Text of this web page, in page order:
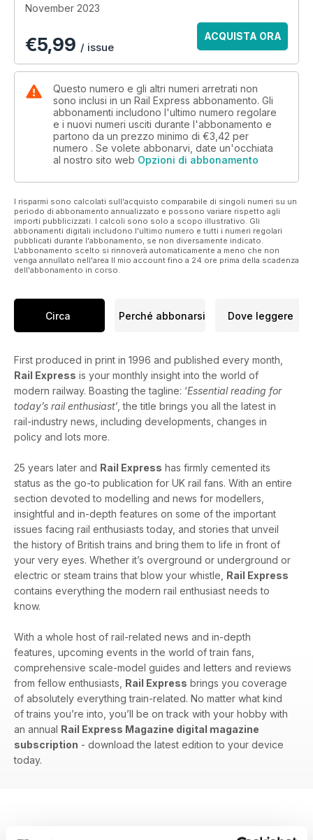
November 2023
€5,99 / issue
ACQUISTA ORA
Questo numero e gli altri numeri arretrati non
sono inclusi in un Rail Express abbonamento. Gli
abbonamenti includono l'ultimo numero regolare
e i nuovi numeri usciti durante l'abbonamento e
partono da un prezzo minimo di €3,42 per
numero . Se volete abbonarvi, date un'occhiata
al nostro sito web Opzioni di abbonamento
I risparmi sono calcolati sull'acquisto comparabile di singoli numeri su un
periodo di abbonamento annualizzato e possono variare rispetto agli
importi pubblicizzati. I calcoli sono solo a scopo illustrativo. Gli
abbonamenti digitali includono l'ultimo numero e tutti i numeri regolari
pubblicati durante l'abbonamento, se non diversamente indicato.
L'abbonamento scelto si rinnoverà automaticamente a meno che non
venga annullato nell'area Il mio account fino a 24 ore prima della scadenza
dell'abbonamento in corso.
Circa Perché abbonarsi Dove leggere
First produced in print in 1996 and published every month,
Rail Express is your monthly insight into the world of
modern railway. Boasting the tagline: ‘Essential reading for
today’s rail enthusiast’, the title brings you all the latest in
rail-industry news, including developments, changes in
policy and lots more.
25 years later and Rail Express has firmly cemented its
status as the go-to publication for UK rail fans. With an entire
section devoted to modelling and news for modellers,
insightful and in-depth features on some of the important
issues facing rail enthusiasts today, and stories that unveil
the history of British trains and bring them to life in front of
your very eyes. Whether it’s overground or underground or
electric or steam trains that blow your whistle, Rail Express
contains everything the modern rail enthusiast needs to
know.
With a whole host of rail-related news and in-depth
features, upcoming events in the world of train fans,
comprehensive scale-model guides and letters and reviews
from fellow enthusiasts, Rail Express brings you coverage
of absolutely everything train-related. No matter what kind
of trains you’re into, you’ll be on track with your hobby with
an annual Rail Express Magazine digital magazine
subscription - download the latest edition to your device
today.